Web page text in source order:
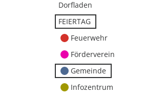
Dorfladen
FEIERTAG
Feuerwehr
Förderverein
Gemeinde
Infozentrum